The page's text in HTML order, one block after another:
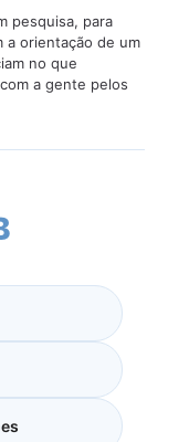
pesquisa, para
a orientação de um
no que
a gente pelos